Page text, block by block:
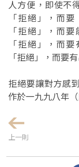
人方便，即使不
「拒絕」，而
「拒絕」，而
「拒絕」，而
「拒絕」，而要
拒絕要讓對方感
作於一九九八年
上一則